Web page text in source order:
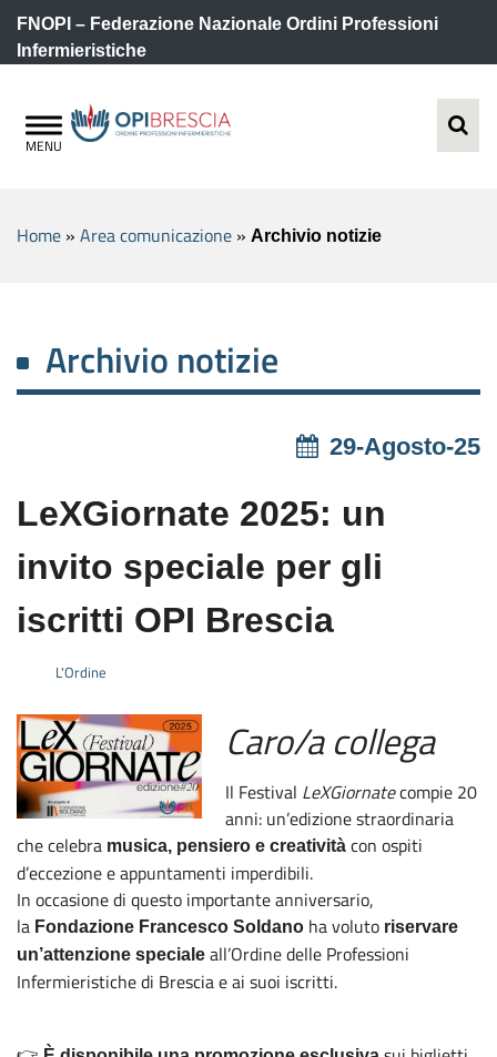
FNOPI – Federazione Nazionale Ordini Professioni
Infermieristiche
Home » Area comunicazione » Archivio notizie
Archivio notizie
29-Agosto-25
LeXGiornate 2025: un
invito speciale per gli
iscritti OPI Brescia
L'Ordine
Caro/a collega
Il Festival LeXGiornatecompie 20
anni: un’edizione straordinaria
che celebra musica, pensiero e creatività con ospiti
d’eccezione e appuntamenti imperdibili.
In occasione di questo importante anniversario,
la Fondazione Francesco Soldano ha voluto riservare
un’attenzione speciale all’Ordine delle Professioni
Infermieristiche di Brescia e ai suoi iscritti.